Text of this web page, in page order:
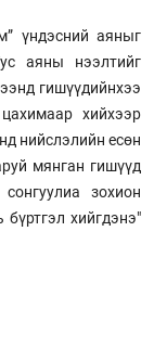
үндэсний аяныг
аяны нээлтийг
гишүүдийнхээ
хийхээр
нийслэлийн есөн
мянган гишүүд
зохион
хийгдэнэ"